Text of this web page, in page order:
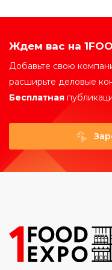
Ждем вас на
Добавьте свою
расширьте деловые
Бесплатная